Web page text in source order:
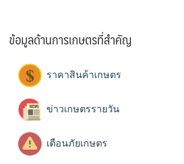
ข้อมูลด้านการเกษตรที่สำคัญ
ราคาสินค้าเกษตร
ข่าวเกษตรรายวัน
เตือนภัยเกษตร